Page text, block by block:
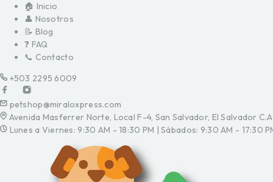
🏠 Inicio
👤 Nosotros
📝 Blog
❓ FAQ
📞 Contacto
+503 2295 6009
petshop@miraloxpress.com
Avenida Masferrer Norte, Local F-4, San Salvador, El Salvador
Lunes a Viernes: 9:30 AM - 18:30 PM | Sábados: 9:30 AM - 17:30